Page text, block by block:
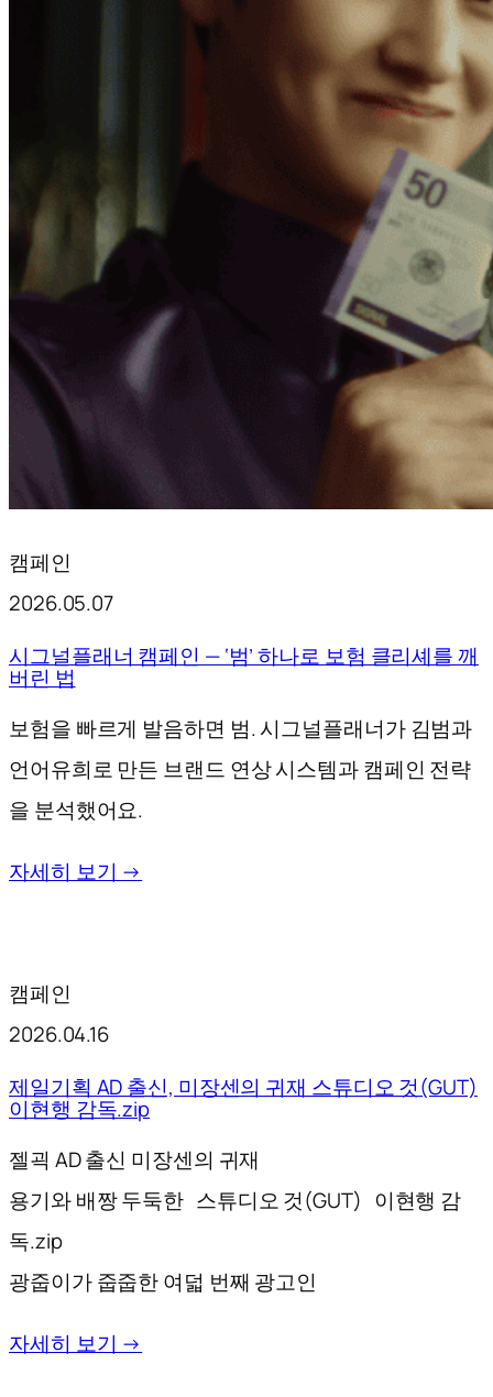
캠페인
2026.05.07
시그널플래너 캠페인 — ‘범’ 하나로 보험 클리셰를 깨
버린 법
보험을 빠르게 발음하면 범. 시그널플래너가 김범과
언어유희로 만든 브랜드 연상 시스템과 캠페인 전략
을 분석했어요.
자세히 보기 →
캠페인
2026.04.16
제일기획 AD 출신, 미장센의 귀재 스튜디오 것(GUT)
이현행 감독.zip
젤괵 AD 출신 미장센의 귀재
용기와 배짱 두둑한 스튜디오 것(GUT) 이현행 감
독.zip
광줍이가 줍줍한 여덟 번째 광고인
자세히 보기 →